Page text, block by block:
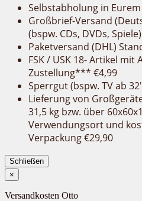
Selbstabholung in Eurem
Großbrief-Versand
(bspw. CDs, DVDs,
Paketversand (DHL)
FSK / USK 18- Artikel
Zustellung*** €4,99
Sperrgut (bspw. TV ab
Lieferung von
31,5 kg bzw. über
Verwendungsort und
Verpackung €29,90
Schließen
×
Versandkosten Otto